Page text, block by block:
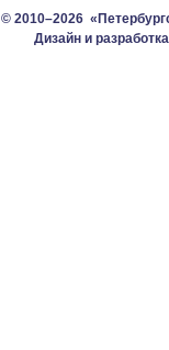
© 2010–2026
Дизайн и